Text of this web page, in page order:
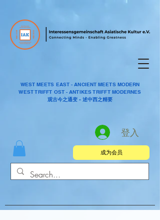
WEST MEETS EAST - ANCIENT MEETS MODERN
WEST TRIFFT OST - ANTIKES TRIFFT MODERNES
观古今之通变 - 述中西之精要
登入
成为会员